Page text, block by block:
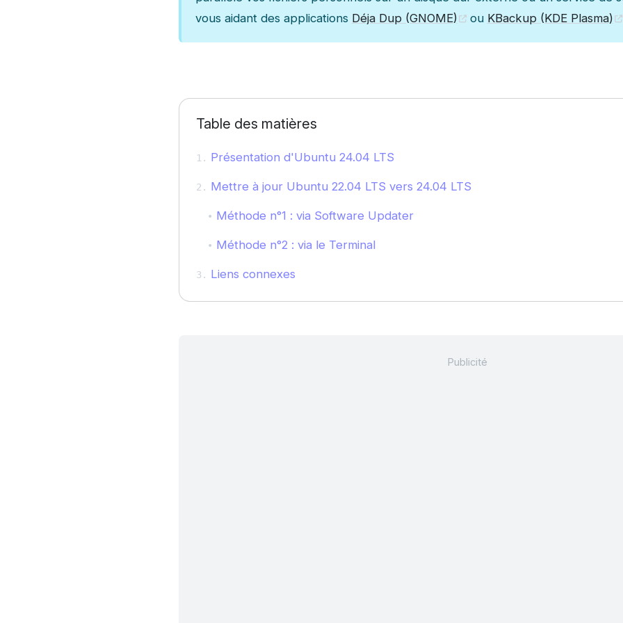
vous aidant des applications Déja Dup (GNOME) ou KBackup (KDE Plasma)
Table des matières
Présentation d'Ubuntu 24.04 LTS
Mettre à jour Ubuntu 22.04 LTS vers 24.04 LTS
Méthode n°1 : via Software Updater
Méthode n°2 : via le Terminal
Liens connexes